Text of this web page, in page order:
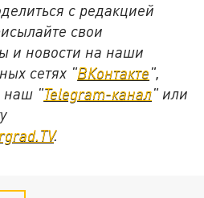
с редакцией
свои
и новости на наши
сетях "ВКонтакте",
наш "Telegram-канал" или
.